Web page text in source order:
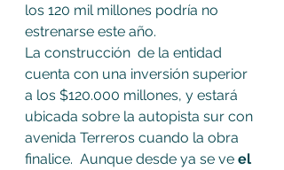
los 120 mil millones podría no
estrenarse este año.
La construcción  de la entidad
cuenta con una inversión superior
a los $120.000 millones, y estará
ubicada sobre la autopista sur con
avenida Terreros cuando la obra
finalice.  Aunque desde ya se ve el